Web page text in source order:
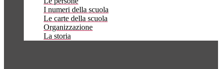
I numeri della scuola
Le carte della scuola
Organizzazione
La storia